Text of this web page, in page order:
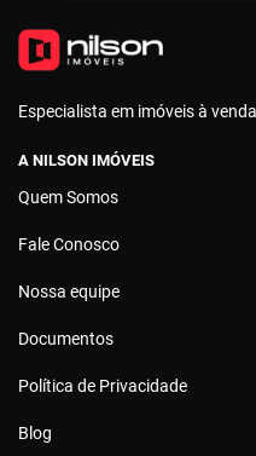
Especialista em imóveis à
A NILSON IMÓVEIS
Quem Somos
Fale Conosco
Nossa equipe
Documentos
Política de Privacidade
Blog